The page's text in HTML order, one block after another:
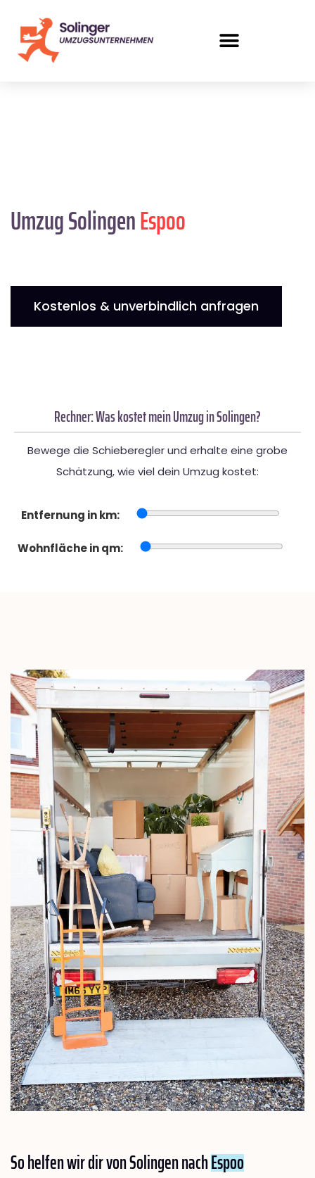
Umzug SolingenEspoo
Kostenlos & unverbindlich anfragen
Rechner: Was kostet mein Umzug in Solingen?
Bewege die Schieberegler und erhalte eine grobe
Schätzung, wie viel dein Umzug kostet:
Entfernung in km:
Wohnfläche in qm:
So helfen wir dir von Solingen nachEspoo